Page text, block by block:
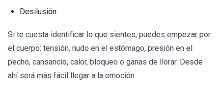
Desilusión.
Si te cuesta identificar lo que sientes, puedes empezar por
el cuerpo: tensión, nudo en el estómago, presión en el
pecho, cansancio, calor, bloqueo o ganas de llorar. Desde
ahí será más fácil llegar a la emoción.